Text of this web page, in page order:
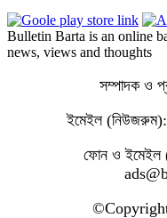
Bulletin Barta is an online
news, views and thoughts
সম্পাদক ও
ইমেইল
ফোন ও ইমেইল